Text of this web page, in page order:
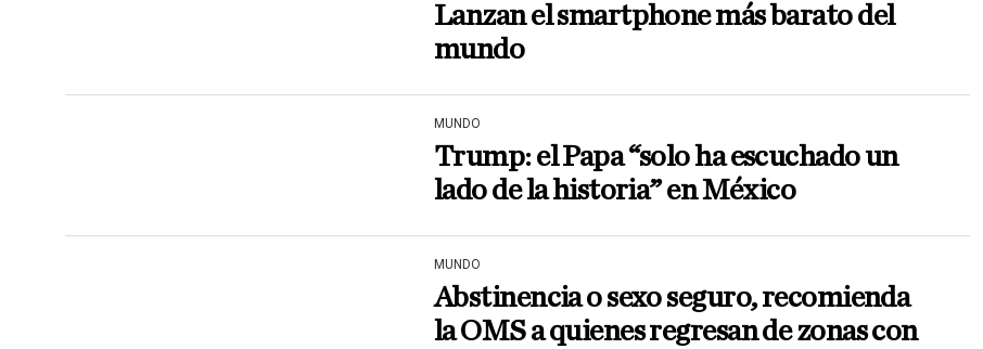
Lanzan el smartphone más barato del
mundo
MUNDO
Trump: el Papa “solo ha escuchado un
lado de la historia” en México
MUNDO
Abstinencia o sexo seguro, recomienda
la OMS a quienes regresan de zonas con